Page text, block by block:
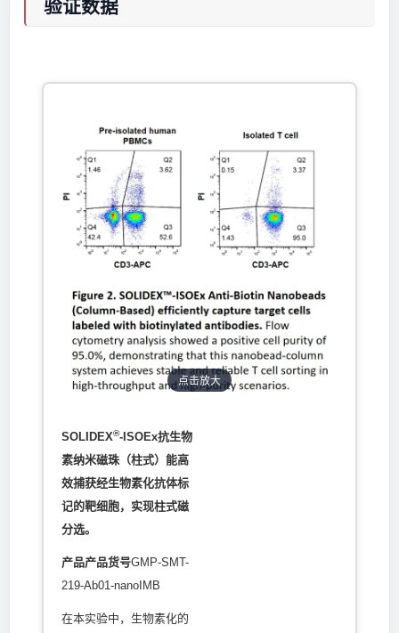
验证数据
点击放大
SOLIDEX®-ISOEx抗生物
素纳米磁珠（柱式）能高
效捕获经生物素化抗体标
记的靶细胞，实现柱式磁
分选。
产品产品货号GMP-SMT-
219-Ab01-nanoIMB
在本实验中，生物素化的